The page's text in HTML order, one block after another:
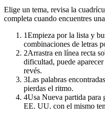
Elige un tema, revisa la
completa cuando encuentres
1Empieza por la lista y
combinaciones de letras
2Arrastra en línea recta
dificultad, puede
revés.
3Las palabras
pierdas el ritmo.
4Usa Nueva partida para
EE. UU. con el mismo